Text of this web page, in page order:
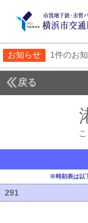
お知らせ 1件のお
戻る
※時刻表は以
291